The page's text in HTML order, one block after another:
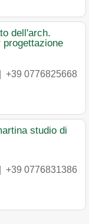
dell'arch.
+39 0776825668
studio di
+39 0776831386